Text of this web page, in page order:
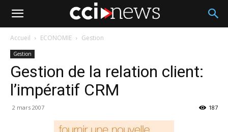
Accueil ECONOMIE Gestion
Gestion
Gestion de la relation client:
l’impératif CRM
2 mars 2007 187